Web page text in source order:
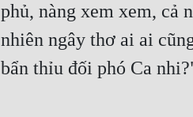
phủ, nàng xem xem, cả
nhiên ngây thơ ai ai
bẩn thỉu đối phó Ca